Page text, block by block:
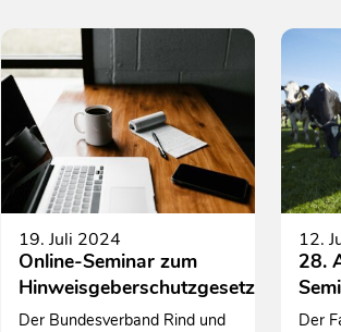
eine
19. Juli 2024
Online-Seminar zum
Hinweisgeberschutzgesetz
Der Bundesverband Rind und
12.
28.
Der